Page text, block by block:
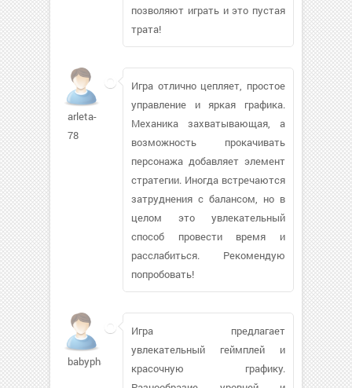
позволяют играть и это пустая
трата!
arleta-
78
Игра отлично цепляет, простое
управление и яркая графика.
Механика захватывающая, а
возможность прокачивать
персонажа добавляет элемент
стратегии. Иногда встречаются
затруднения с балансом, но в
целом это увлекательный
способ провести время и
расслабиться. Рекомендую
попробовать!
babyphat24
Игра предлагает
увлекательный геймплей и
красочную графику.